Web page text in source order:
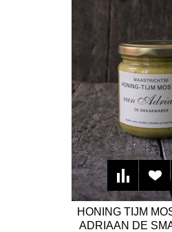
HONING TIJM
ADRIAAN DE